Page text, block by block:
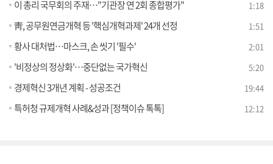
이 총리 국무회의 주재…"기관장 연 2회 종합평가" 1:18
靑, 공무원연금개혁 등 '핵심개혁과제' 24개 선정 1:51
황사 대처법…마스크, 손 씻기 '필수' 2:01
'비정상의 정상화'…중단없는 국가혁신 5:20
경제혁신 3개년 계획 - 성공조건 19:44
특허청 규제개혁 사례&성과 [정책이슈 톡톡] 12:12